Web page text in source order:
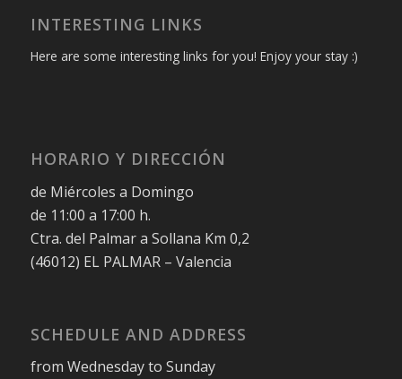
INTERESTING LINKS
Here are some interesting links for you! Enjoy your stay :)
HORARIO Y DIRECCIÓN
de Miércoles a Domingo
de 11:00 a 17:00 h.
Ctra. del Palmar a Sollana Km 0,2
(46012) EL PALMAR – Valencia
SCHEDULE AND ADDRESS
from Wednesday to Sunday